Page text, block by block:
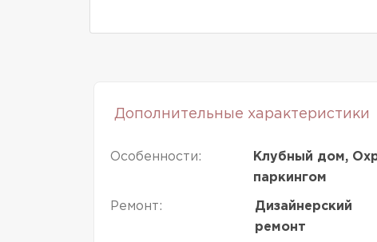
Дополнительные характеристики
Особенности:
Клубный дом,
паркингом
Ремонт:
Дизайнерский
ремонт